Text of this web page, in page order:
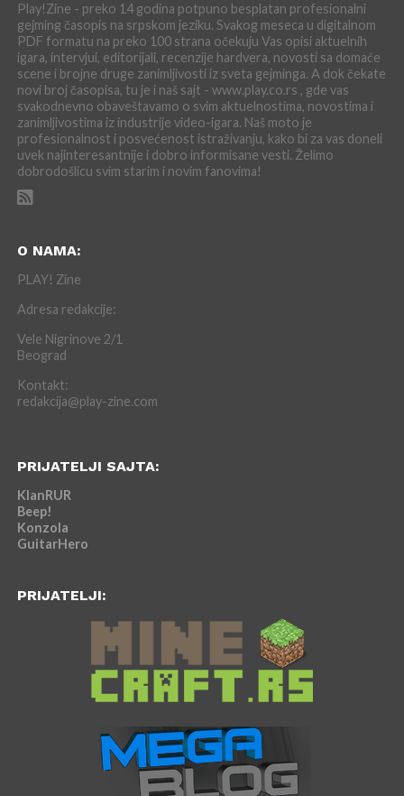
Play!Zine - preko 14 godina potpuno besplatan profesionalni
gejming časopis na srpskom jeziku. Svakog meseca u digitalnom
PDF formatu na preko 100 strana očekuju Vas opisi aktuelnih
igara, intervjui, editorijali, recenzije hardvera, novosti sa domaće
scene i brojne druge zanimljivosti iz sveta gejminga. A dok čekate
novi broj časopisa, tu je i naš sajt - www.play.co.rs , gde vas
svakodnevno obaveštavamo o svim aktuelnostima, novostima i
zanimljivostima iz industrije video-igara. Naš moto je
profesionalnost i posvećenost istraživanju, kako bi za vas doneli
uvek najinteresantnije i dobro informisane vesti. Želimo
dobrodošlicu svim starim i novim fanovima!
O NAMA:
PLAY! Zine
Adresa redakcije:
Vele Nigrinove 2/1
Beograd
Kontakt:
redakcija@play-zine.com
PRIJATELJI SAJTA:
KlanRUR
Beep!
Konzola
GuitarHero
PRIJATELJI: